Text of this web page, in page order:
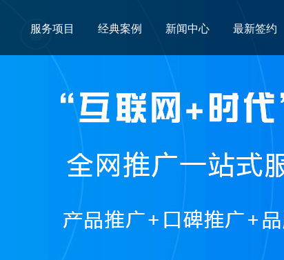
服务项目 经典案例 新闻中心 最新签约